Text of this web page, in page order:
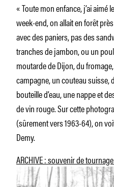
« Toute mon enfance, j’ai
week-end, on allait en forêt
avec des paniers, pas des
tranches de jambon, ou un
moutarde de Dijon, du
campagne, un couteau suisse,
bouteille d’eau, une nappe et
de vin rouge. Sur cette
(sûrement vers 1963-64), on
Demy.
ARCHIVE : souvenir de